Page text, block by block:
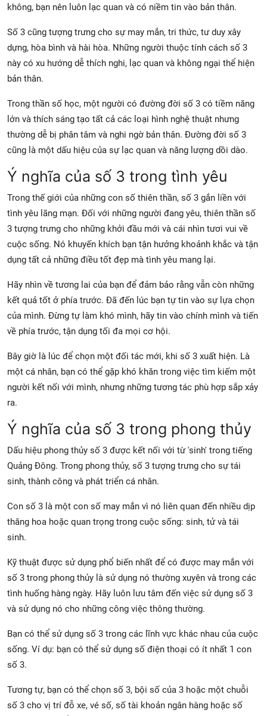
không, bạn nên luôn lạc quan và có niềm tin vào bản thân.
Số 3 cũng tượng trưng cho sự may mắn, tri thức, tư duy xây
dựng, hòa bình và hài hòa. Những người thuộc tính cách số 3
này có xu hướng dễ thích nghi, lạc quan và không ngại thể hiện
bản thân.
Trong thần số học, một người có đường đời số 3 có tiềm năng
lớn và thích sáng tạo tất cả các loại hình nghệ thuật nhưng
thường dễ bị phân tâm và nghi ngờ bản thân. Đường đời số 3
cũng là một dấu hiệu của sự lạc quan và năng lượng dồi dào.
Ý nghĩa của số 3 trong tình yêu
Trong thế giới của những con số thiên thần, số 3 gắn liền với
tình yêu lãng mạn. Đối với những người đang yêu, thiên thần số
3 tượng trưng cho những khởi đầu mới và cái nhìn tươi vui về
cuộc sống. Nó khuyến khích bạn tận hưởng khoảnh khắc và tận
dụng tất cả những điều tốt đẹp mà tình yêu mang lại.
Hãy nhìn về tương lai của bạn để đảm bảo rằng vẫn còn những
kết quả tốt ở phía trước. Đã đến lúc bạn tự tin vào sự lựa chọn
của mình. Đừng tự làm khó mình, hãy tin vào chính mình và tiến
về phía trước, tận dụng tối đa mọi cơ hội.
Bây giờ là lúc để chọn một đối tác mới, khi số 3 xuất hiện. Là
một cá nhân, bạn có thể gặp khó khăn trong việc tìm kiếm một
người kết nối với mình, nhưng những tương tác phù hợp sắp xảy
ra.
Ý nghĩa của số 3 trong phong thủy
Dấu hiệu phong thủy số 3 được kết nối với từ 'sinh' trong tiếng
Quảng Đông. Trong phong thủy, số 3 tượng trưng cho sự tái
sinh, thành công và phát triển cá nhân.
Con số 3 là một con số may mắn vì nó liên quan đến nhiều dịp
thăng hoa hoặc quan trọng trong cuộc sống: sinh, tử và tái
sinh.
Kỹ thuật được sử dụng phổ biến nhất để có được may mắn với
số 3 trong phong thủy là sử dụng nó thường xuyên và trong các
tình huống hàng ngày. Hãy luôn lưu tâm đến việc sử dụng số 3
và sử dụng nó cho những công việc thông thường.
Bạn có thể sử dụng số 3 trong các lĩnh vực khác nhau của cuộc
sống. Ví dụ: bạn có thể sử dụng số điện thoại có ít nhất 1 con
số 3.
Tương tự, bạn có thể chọn số 3, bội số của 3 hoặc một chuỗi
số 3 cho vị trí đỗ xe, vé số, số tài khoản ngân hàng hoặc số